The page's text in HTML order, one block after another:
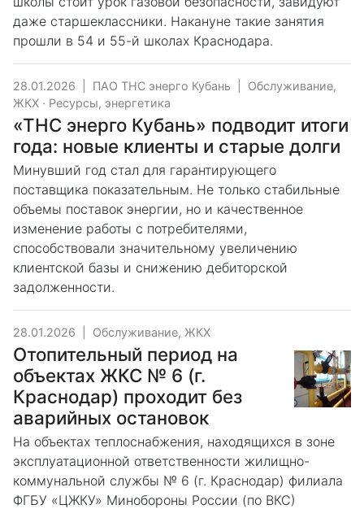
даже старшеклассники. Накануне такие занятия
прошли в 54 и 55-й школах Краснодара.
28.01.2026 ПАО ТНС энерго Кубань
Обслуживание,
ЖКХ · Ресурсы, энергетика
«ТНС энерго Кубань» подводит итоги
года: новые клиенты и старые долги
Минувший год стал для гарантирующего
поставщика показательным. Не только стабильные
объемы поставок энергии, но и качественное
изменение работы с потребителями,
способствовали значительному увеличению
клиентской базы и снижению дебиторской
задолженности.
28.01.2026 Обслуживание, ЖКХ
Отопительный период на
объектах ЖКС № 6 (г.
Краснодар) проходит без
аварийных остановок
На объектах теплоснабжения, находящихся в зоне
эксплуатационной ответственности жилищно-
коммунальной службы № 6 (г. Краснодар) филиала
ФГБУ «ЦЖКУ» Минобороны России (по ВКС)